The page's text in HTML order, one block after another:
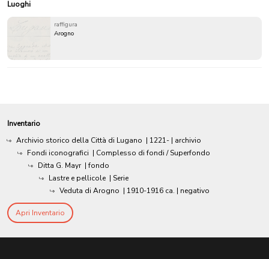
Luoghi
raffigura
Arogno
Inventario
Archivio storico della Città di Lugano | 1221- | archivio
Fondi iconografici | Complesso di fondi / Superfondo
Ditta G. Mayr | fondo
Lastre e pellicole | Serie
Veduta di Arogno | 1910-1916 ca. | negativo
Apri Inventario